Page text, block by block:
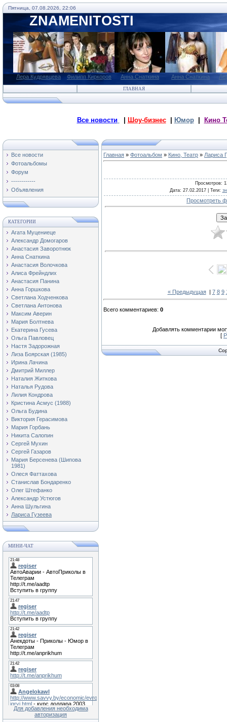
Пятница, 07.08.2026, 22:06
ZNAMENITOSTI
Лера Кудрявцева Филипп Киркоров Анна Снаткина Анна Снаткина
ГЛАВНАЯ
Все новости Шоу-бизнес| Юмор| Кино
Все новости
Фотоальбомы
Форум
------------
Объявления
КАТЕГОРИИ
Агата Муцениеце
Александр Домогаров
Анастасия Заворотнюк
Анна Снаткина
Анастасия Волочкова
Алиса Фрейндлих
Анастасия Панина
Анна Горшкова
Светлана Ходченкова
Светлана Антонова
Максим Аверин
Мария Болтнева
Екатерина Гусева
Ольга Павловец
Настя Задорожная
Лиза Боярская (1985)
Ирина Лачина
Дмитрий Миллер
Наталия Житкова
Наталья Рудова
Лилия Кондрова
Кристина Асмус (1988)
Ольга Будина
Виктория Герасимова
Мария Горбань
Никита Салопин
Сергей Мухин
Сергей Газаров
Мария Берсенева (Шипова
1981)
Олеся Фаттахова
Станислав Бондаренко
Олег Штефанко
Александр Устюгов
Анна Шульгина
Лариса Гузеева
МИНИ-ЧАТ
Для добавления необходима
авторизация
Главная » Фотоальбом » Кино, Театр » Лариса
Просмотров:
Дата: 27.02.2017 | Теги:
Просмотреть
« Предыдущая| 7 8 9
Всего комментариев: 0
Добавлять комментарии
[